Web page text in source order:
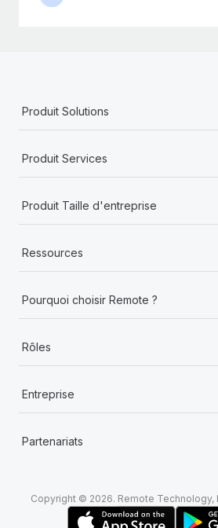
Produit Solutions
Produit Services
Produit Taille d'entreprise
Ressources
Pourquoi choisir Remote ?
Rôles
Entreprise
Partenariats
Copyright © 2026. Remote Technology,